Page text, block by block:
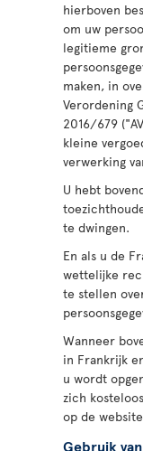
hierboven
om uw
legitieme
maken, in
Verordening
2016/679
kleine
verwerking
U hebt
te dwingen.
En als u de
wettelijke
te stellen
Wanneer
in Frankrijk
u wordt
zich
op de website
Gebruik